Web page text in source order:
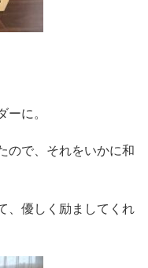
に。
ので、それをいかに和
、優しく励ましてくれ